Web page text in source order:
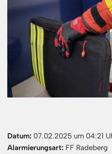
Datum: 07.02.2025 um 04:21
Alarmierungsart: FF Radeberg